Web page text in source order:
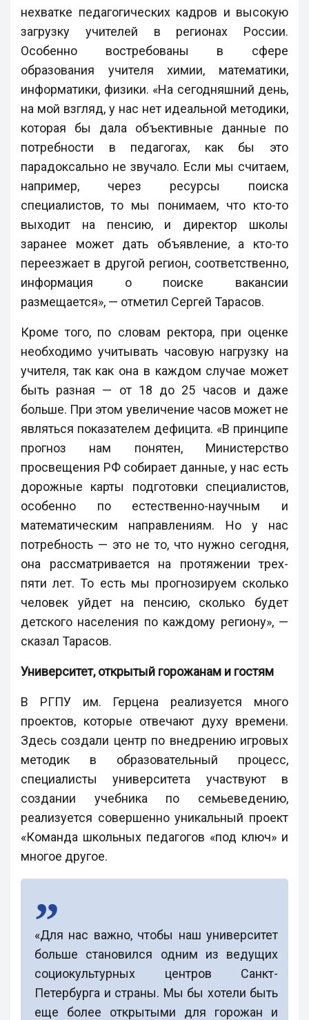
нехватке педагогических кадров и высокую
загрузку учителей в регионах России.
Особенно востребованы в сфере
образования учителя химии, математики,
информатики, физики. «На сегодняшний день,
на мой взгляд, у нас нет идеальной методики,
которая бы дала объективные данные по
потребности в педагогах, как бы это
парадоксально не звучало. Если мы считаем,
например, через ресурсы поиска
специалистов, то мы понимаем, что кто-то
выходит на пенсию, и директор школы
заранее может дать объявление, а кто-то
переезжает в другой регион, соответственно,
информация о поиске вакансии
размещается», — отметил Сергей Тарасов.
Кроме того, по словам ректора, при оценке
необходимо учитывать часовую нагрузку на
учителя, так как она в каждом случае может
быть разная — от 18 до 25 часов и даже
больше. При этом увеличение часов может не
являться показателем дефицита. «В принципе
прогноз нам понятен, Министерство
просвещения РФ собирает данные, у нас есть
дорожные карты подготовки специалистов,
особенно по естественно-научным и
математическим направлениям. Но у нас
потребность — это не то, что нужно сегодня,
она рассматривается на протяжении трех-
пяти лет. То есть мы прогнозируем сколько
человек уйдет на пенсию, сколько будет
детского населения по каждому региону», —
сказал Тарасов.
Университет, открытый горожанам и гостям
В РГПУ им. Герцена реализуется много
проектов, которые отвечают духу времени.
Здесь создали центр по внедрению игровых
методик в образовательный процесс,
специалисты университета участвуют в
создании учебника по семьеведению,
реализуется совершенно уникальный проект
«Команда школьных педагогов «под ключ» и
многое другое.
«Для нас важно, чтобы наш университет
больше становился одним из ведущих
социокультурных центров Санкт-
Петербурга и страны. Мы бы хотели быть
еще более открытыми для горожан и